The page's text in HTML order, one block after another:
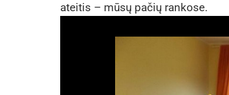
ateitis – mūsų pačių rankose.